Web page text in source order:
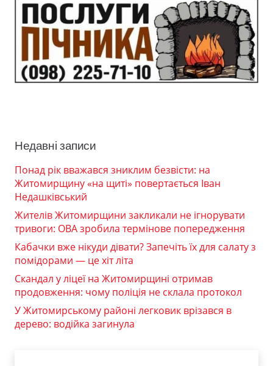
Недавні записи
Понад рік вважався зниклим безвісти: на
Житомирщину «на щиті» повертається Іван
Недашківський
Жителів Житомирщини закликали не ігнорувати
тривоги: ОВА зробила термінове попередження
Кабачки вже нікуди дівати? Запечіть їх для салату з
помідорами — це хіт літа
Скандал у ліцеї на Житомирщині отримав
продовження: чому поліція не склала протокол
У Житомирському районі легковик врізався в
дерево: водійка загинула